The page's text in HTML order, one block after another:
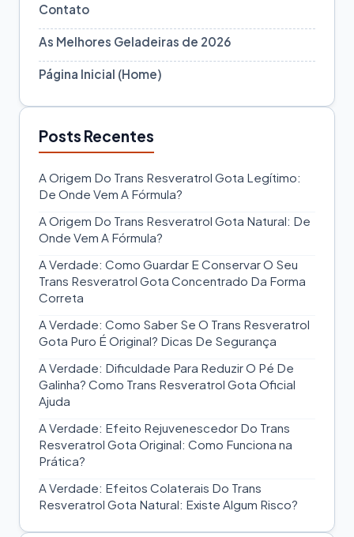
Contato
As Melhores Geladeiras de 2026
Página Inicial (Home)
Posts Recentes
A Origem Do Trans Resveratrol Gota Legítimo:
De Onde Vem A Fórmula?
A Origem Do Trans Resveratrol Gota Natural: De
Onde Vem A Fórmula?
A Verdade: Como Guardar E Conservar O Seu
Trans Resveratrol Gota Concentrado Da Forma
Correta
A Verdade: Como Saber Se O Trans Resveratrol
Gota Puro É Original? Dicas De Segurança
A Verdade: Dificuldade Para Reduzir O Pé De
Galinha? Como Trans Resveratrol Gota Oficial
Ajuda
A Verdade: Efeito Rejuvenescedor Do Trans
Resveratrol Gota Original: Como Funciona na
Prática?
A Verdade: Efeitos Colaterais Do Trans
Resveratrol Gota Natural: Existe Algum Risco?